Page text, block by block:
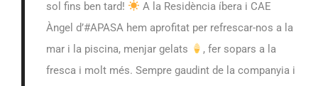
sol fins ben tard!
A la Residència íbera i CAE
Àngel d’#APASA hem aprofitat per refrescar-nos a la
mar i la piscina, menjar gelats
, fer sopars a la
fresca i molt més. Sempre gaudint de la companyia i